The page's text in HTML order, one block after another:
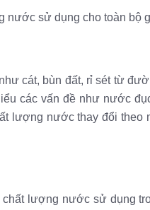
nước sử dụng cho toàn bộ
cát, bùn đất, rỉ sét từ
các vấn đề như nước
lượng nước thay đổi theo
lượng nước sử dụng